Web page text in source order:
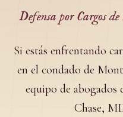
Defensa por Cargos
Si estás enfrentando
en el condado de
equipo de abogados
Chase,